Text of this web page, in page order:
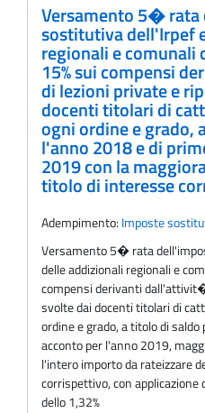
Versamento 5�
sostitutiva dell'Irpef
regionali e comunali
15% sui compensi
di lezioni private e
docenti titolari di
ogni ordine e grado,
l'anno 2018 e di
2019 con la
titolo di interesse
Adempimento: Imposte
Versamento 5� rata
delle addizionali regionali e
compensi derivanti
svolte dai docenti titolari di
ordine e grado, a titolo di
acconto per l'anno 2019,
l'intero importo da rateizzare
corrispettivo, con
dello 1,32%